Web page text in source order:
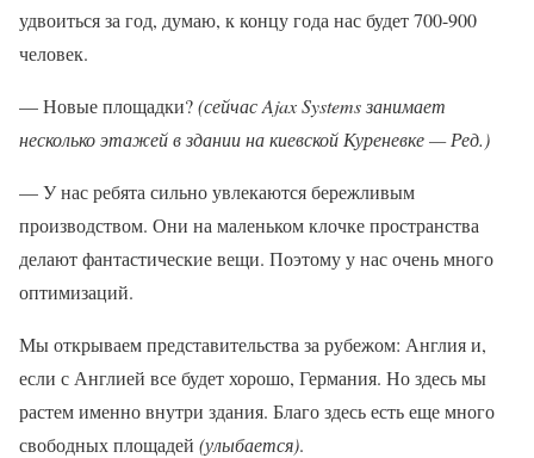
удвоиться за год, думаю, к концу года нас будет 700-900
человек.
— Новые площадки?(сейчас Ajax Systems занимает
несколько этажей в здании на киевской Куреневке — Ред.)
— У нас ребята сильно увлекаются бережливым
производством. Они на маленьком клочке пространства
делают фантастические вещи. Поэтому у нас очень много
оптимизаций.
Мы открываем представительства за рубежом: Англия и,
если с Англией все будет хорошо, Германия. Но здесь мы
растем именно внутри здания. Благо здесь есть еще много
свободных площадей (улыбается).